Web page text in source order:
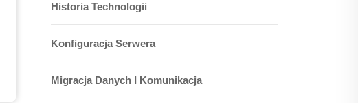
Historia Technologii
Konfiguracja Serwera
Migracja Danych I Komunikacja